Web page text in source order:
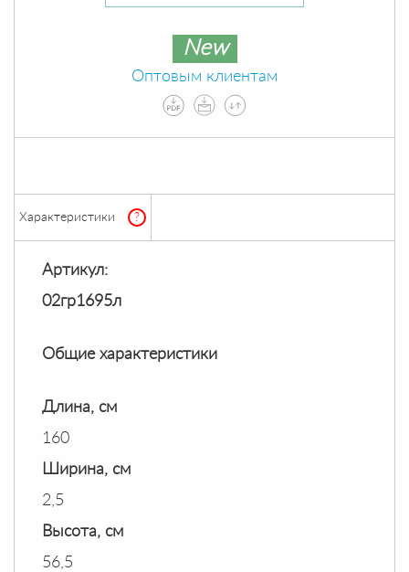
New
Оптовым клиентам
Характеристики ?
Артикул:
02гр1695л
Общие характеристики
Длина, см
160
Ширина, см
2,5
Высота, см
56,5